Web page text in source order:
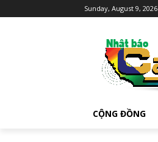
Sunday, August 9, 2026
CỘNG ĐỒNG